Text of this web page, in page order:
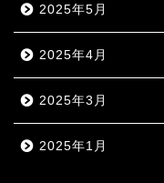
2025年5月
2025年4月
2025年3月
2025年1月